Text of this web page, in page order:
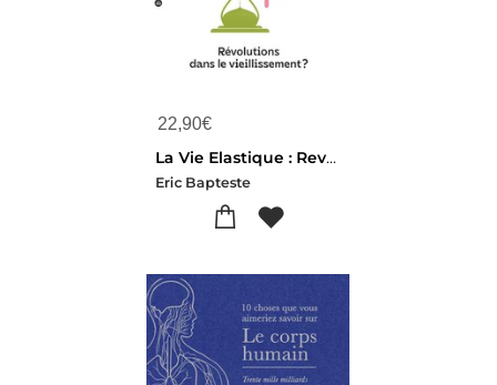
22,90€
La Vie Elastique : Revolutions Dans Le Vieillissement ?
Eric Bapteste